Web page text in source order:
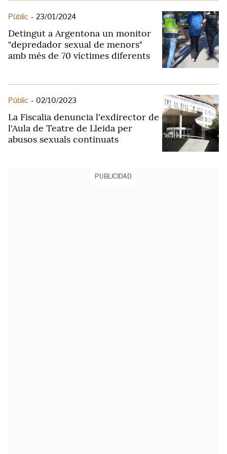
Públic - 23/01/2024
Detingut a Argentona un monitor
"depredador sexual de menors"
amb més de 70 víctimes diferents
Públic - 02/10/2023
La Fiscalia denuncia l'exdirector de
l'Aula de Teatre de Lleida per
abusos sexuals continuats
PUBLICIDAD